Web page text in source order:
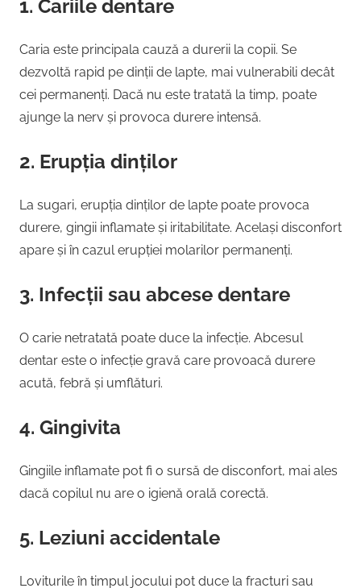
1. Cariile dentare
Caria este principala cauză a durerii la copii. Se
dezvoltă rapid pe dinții de lapte, mai vulnerabili decât
cei permanenți. Dacă nu este tratată la timp, poate
ajunge la nerv și provoca durere intensă.
2. Erupția dinților
La sugari, erupția dinților de lapte poate provoca
durere, gingii inflamate și iritabilitate. Același disconfort
apare și în cazul erupției molarilor permanenți.
3. Infecții sau abcese dentare
O carie netratată poate duce la infecție. Abcesul
dentar este o infecție gravă care provoacă durere
acută, febră și umflături.
4. Gingivita
Gingiile inflamate pot fi o sursă de disconfort, mai ales
dacă copilul nu are o igienă orală corectă.
5. Leziuni accidentale
Loviturile în timpul jocului pot duce la fracturi sau